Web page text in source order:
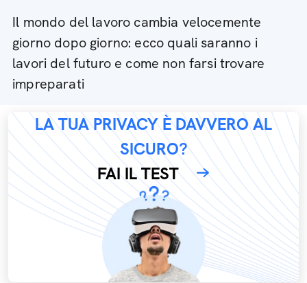
Il mondo del lavoro cambia velocemente
giorno dopo giorno: ecco quali saranno i
lavori del futuro e come non farsi trovare
impreparati
LA TUA PRIVACY È DAVVERO AL
SICURO?
FAI IL TEST